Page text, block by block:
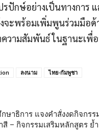
ปักษ์อย่างเป็นทางการ
จะพร้อมเพิ่มพูนร่วมมือด้
วามสัมพันธ์ ในฐานะเพื่
ลงนาม ไทย-กัมพูชา
ษาธิการ แจงคำสั่งงดกิจกรร
สี – กิจกรรมเสริมหลักสูตร ย้ำ